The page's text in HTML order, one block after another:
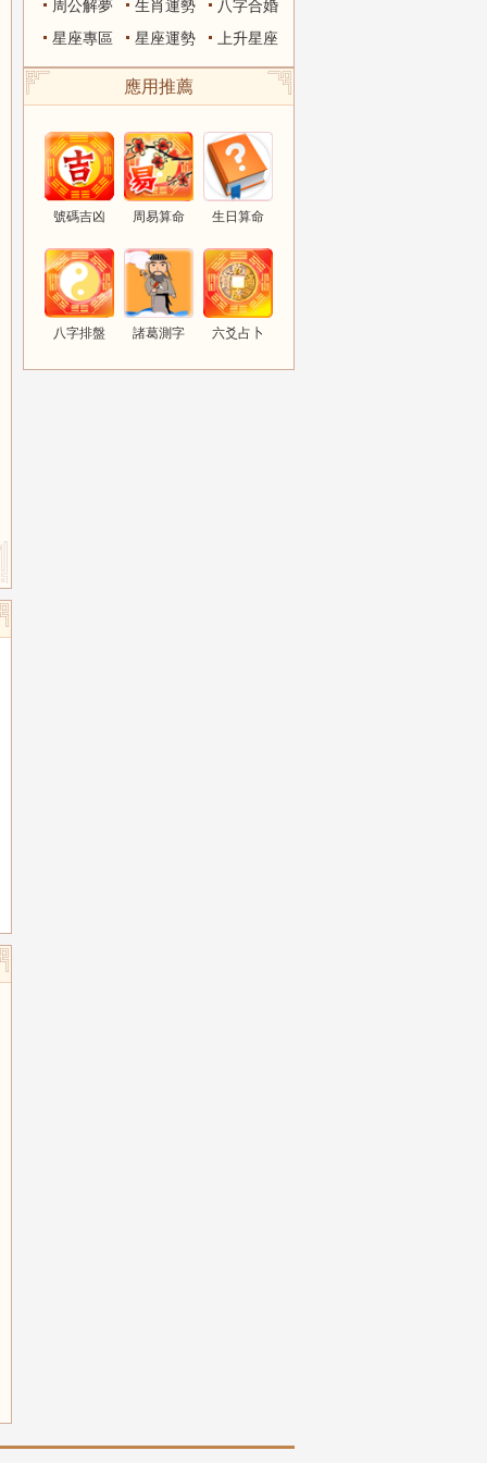
周公解夢 生肖運勢
八字合婚
星座專區
星座運勢 上升星座
應用推薦
號碼吉凶 周易算命 生日算命
八字排盤 諸葛測字 六爻占卜